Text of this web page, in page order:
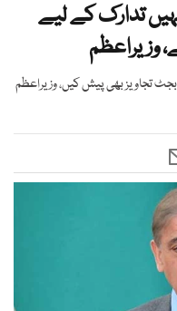
تدارک کے لیے
وزیراعظم
تجاویز بھی پیش کیں، وزیراعظم